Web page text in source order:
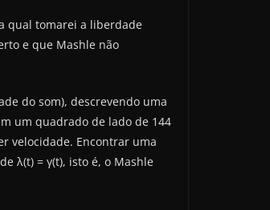
qual tomarei a liberdade
e que Mashle não
do som), descrevendo uma
um quadrado de lado de 144
velocidade. Encontrar uma
λ(t) = γ(t), isto é, o Mashle